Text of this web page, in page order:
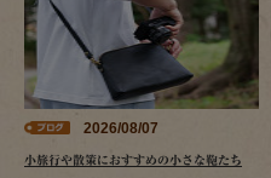
2026/08/07
小旅行や散策におすすめの小さな鞄たち